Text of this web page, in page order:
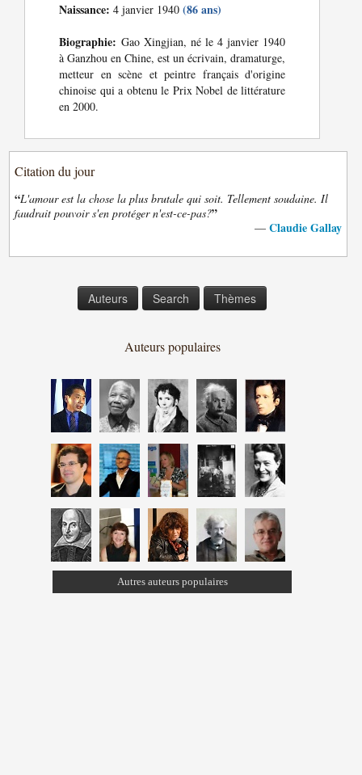
Naissance: 4 janvier 1940(86 ans)
Biographie: Gao Xingjian, né le 4 janvier 1940
à Ganzhou en Chine, est un écrivain, dramaturge,
metteur en scène et peintre français d'origine
chinoise qui a obtenu le Prix Nobel de littérature
en 2000.
Citation du jour
“L'amour est la chose la plus brutale qui soit. Tellement soudaine. Il
faudrait pouvoir s'en protéger n'est-ce-pas?”
— Claudie Gallay
Auteurs Search Thèmes
Auteurs populaires
Autres auteurs populaires